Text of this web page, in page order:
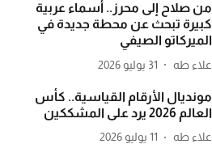
من صلاح إلى محرز.. أسماء عربية
كبيرة تبحث عن محطة جديدة في
الميركاتو الصيفي
علاء طه 31 يوليو 2026
مونديال الأرقام القياسية.. كأس
العالم 2026 يرد على المشككين
علاء طه 11 يوليو 2026